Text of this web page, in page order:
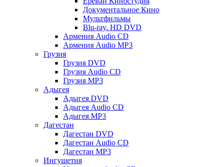
Документальное Кино
Мультфильмы
Blu-ray. HD DVD
Армения Audio CD
Армения Audio MP3
Грузия
Грузия DVD
Грузия Audio CD
Грузия MP3
Адыгея
Адыгея DVD
Адыгея Audio CD
Адыгея MP3
Дагестан
Дагестан DVD
Дагестан Audio CD
Дагестан MP3
Ингушетия